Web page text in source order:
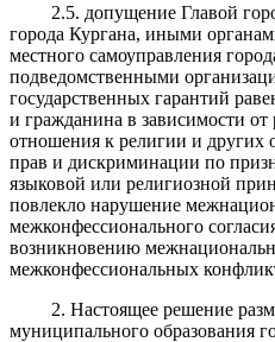
2.5. допущение Главой
города Кургана, иными
местного самоуправления
подведомственными
государственных гарантий
и гражданина в зависимости
отношения к религии и других
прав и дискриминации по
языковой или религиозной
повлекло нарушение
межконфессионального
возникновению
межконфессиональных
2. Настоящее решение
муниципального образования